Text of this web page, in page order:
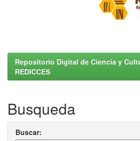
Repositorio Digital de Ciencia y
REDICCES
Busqueda
Buscar: